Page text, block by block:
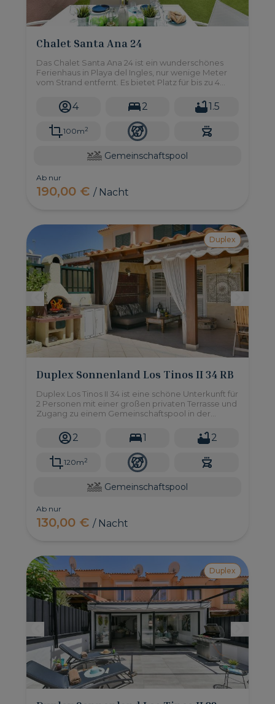
Chalet Santa Ana 24
Das Chalet Santa Ana 24 ist ein wunderschönes
Ferienhaus in Playa del Ingles, nur wenige Meter
vom Strand entfernt. Es bietet Platz für bis zu 4
Komplexes von Maisonetten, der Zugang zu
einem großen Gemeinschaftspool gewährt.
4 2 1.5
100m2
Gemeinschaftspool
Ab nur
190,00 €/ Nacht
Duplex
Duplex Sonnenland Los Tinos II 34 RB
Duplex Los Tinos II 34 ist eine schöne Unterkunft für
2 Personen mit einer großen privaten Terrasse und
Zugang zu einem Gemeinschaftspool in der
Gran Canaria.
2 1 2
120m2
Gemeinschaftspool
Ab nur
130,00 €/ Nacht
Duplex